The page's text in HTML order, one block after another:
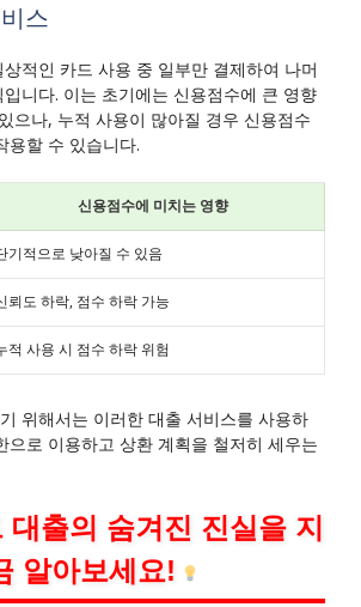
스
적인 카드 사용 중 일부만 결제하여 나머
니다. 이는 초기에는 신용점수에 큰 영향
으나, 누적 사용이 많아질 경우 신용점수
용할 수 있습니다.
신용점수에 미치는 영향
기적으로 낮아질 수 있음
뢰도 하락, 점수 하락 가능
적 사용 시 점수 하락 위험
위해서는 이러한 대출 서비스를 사용하
으로 이용하고 상환 계획을 철저히 세우는
대출의 숨겨진 진실을 지
알아보세요!